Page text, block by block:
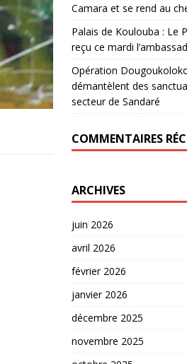
Camara et se rend au
Palais de Koulouba : Le
reçu ce mardi
Opération
démantèlent des
secteur de Sandaré
COMMENTAIRES
ARCHIVES
juin 2026
avril 2026
février 2026
janvier 2026
décembre 2025
novembre 2025